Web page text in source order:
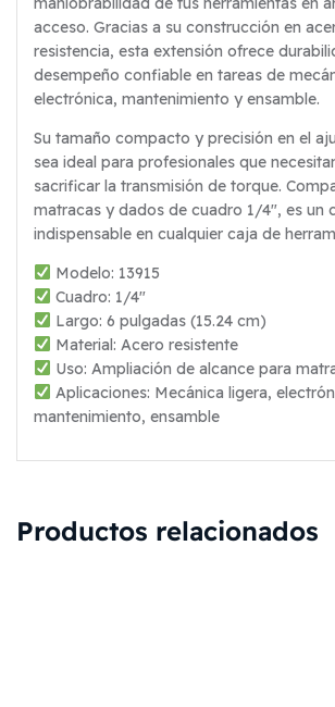
acceso. Gracias a su construcción en
resistencia, esta extensión ofrece
desempeño confiable en tareas de
electrónica, mantenimiento y ensamble.
Su tamaño compacto y precisión en el
sea ideal para profesionales que
sacrificar la transmisión de torque.
matracas y dados de cuadro 1/4″, es un
indispensable en cualquier caja de
Modelo: 13915
Cuadro: 1/4″
Largo: 6 pulgadas (15.24 cm)
Material: Acero resistente
Uso: Ampliación de alcance para
Aplicaciones: Mecánica ligera,
mantenimiento, ensamble
Productos relacionados